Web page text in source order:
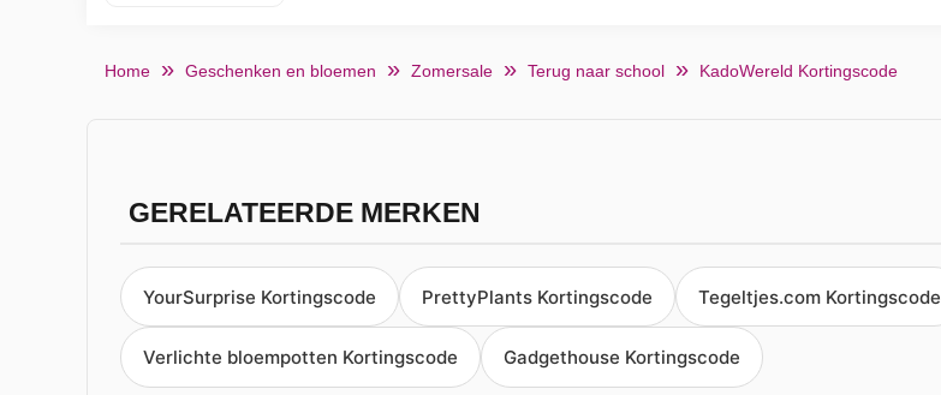
Home Geschenken en bloemen Zomersale Terug naar school KadoWereld Kortingscode
GERELATEERDE MERKEN
YourSurprise Kortingscode PrettyPlants Kortingscode Tegeltjes.com Kortingscode
Verlichte bloempotten Kortingscode Gadgethouse Kortingscode